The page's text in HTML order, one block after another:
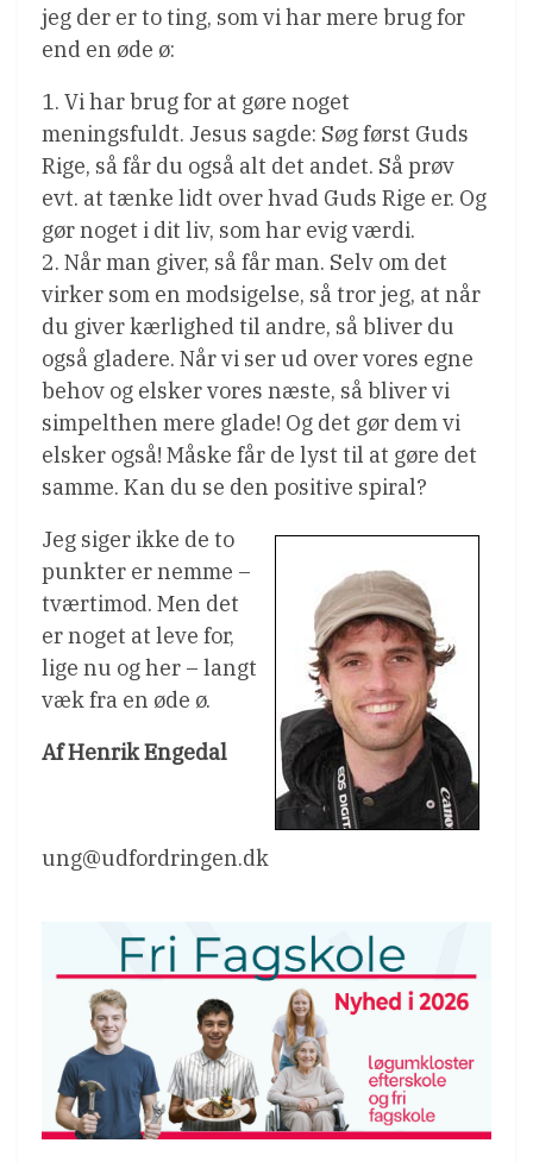
jeg der er to ting, som vi har mere brug for
end en øde ø:
1. Vi har brug for at gøre noget
meningsfuldt. Jesus sagde: Søg først Guds
Rige, så får du også alt det andet. Så prøv
evt. at tænke lidt over hvad Guds Rige er. Og
gør noget i dit liv, som har evig værdi.
2. Når man giver, så får man. Selv om det
virker som en modsigelse, så tror jeg, at når
du giver kærlighed til andre, så bliver du
også gladere. Når vi ser ud over vores egne
behov og elsker vores næste, så bliver vi
simpelthen mere glade! Og det gør dem vi
elsker også! Måske får de lyst til at gøre det
samme. Kan du se den positive spiral?
Jeg siger ikke de to
punkter er nemme –
tværtimod. Men det
er noget at leve for,
lige nu og her – langt
væk fra en øde ø.
Af Henrik Engedal
ung@udfordringen.dk